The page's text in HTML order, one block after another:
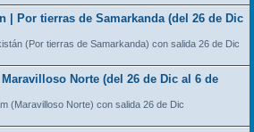
| Por tierras de Samarkanda (del 26 de Dic
(Por tierras de Samarkanda) con salida 26 de Dic
Norte (del 26 de Dic al 6 de
(Maravilloso Norte) con salida 26 de Dic